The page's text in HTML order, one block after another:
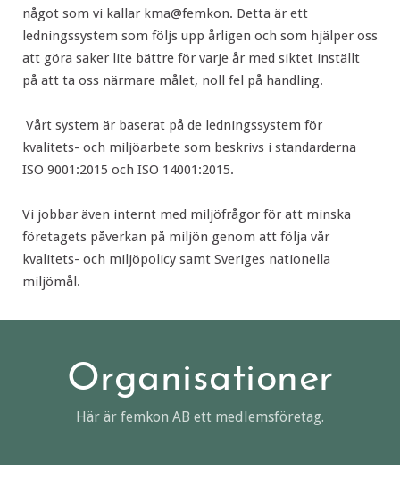
något som vi kallar kma@femkon. Detta är ett
ledningssystem som följs upp årligen och som hjälper oss
att göra saker lite bättre för varje år med siktet inställt
på att ta oss närmare målet, noll fel på handling.
Vårt system är baserat på de ledningssystem för
kvalitets- och miljöarbete som beskrivs i standarderna
ISO 9001:2015 och ISO 14001:2015.
Vi jobbar även internt med miljöfrågor för att minska
företagets påverkan på miljön genom att följa vår
kvalitets- och miljöpolicy samt Sveriges nationella
miljömål.
Organisationer
Här är femkon AB ett medlemsföretag.